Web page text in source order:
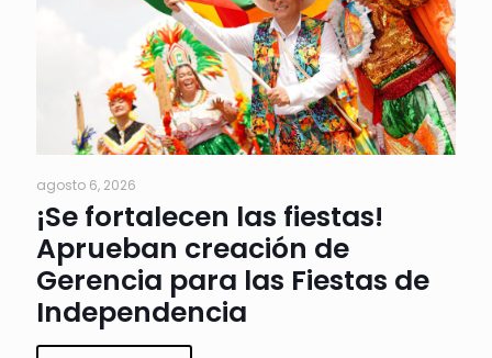
agosto 6, 2026
¡Se fortalecen las fiestas!
Aprueban creación de
Gerencia para las Fiestas de
Independencia